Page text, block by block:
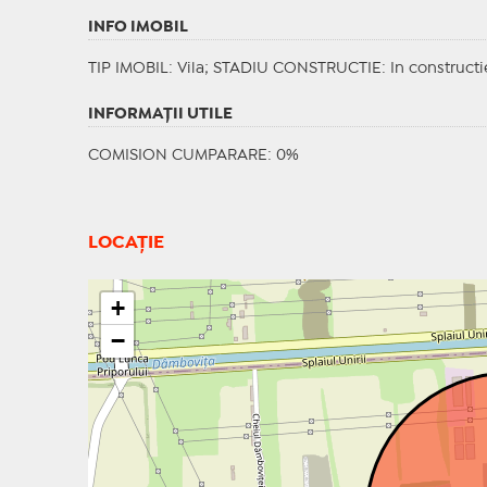
INFO IMOBIL
TIP IMOBIL : Vila; STADIU CONSTRUCTIE : In
INFORMAŢII UTILE
COMISION CUMPARARE: 0%
LOCAȚIE
+
−